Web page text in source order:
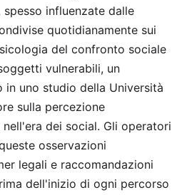
influenzate dalle
quotidianamente sui
del confronto sociale
vulnerabili, un
in uno studio della Università
sulla percezione
dei social. Gli operatori
osservazioni
legali e raccomandazioni
dell'inizio di ogni percorso